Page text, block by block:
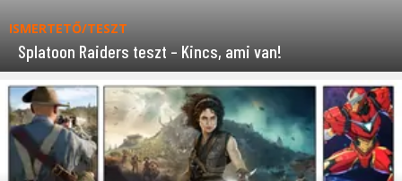
ISMERTETŐ/TESZT
Splatoon Raiders teszt – Kincs, ami van!